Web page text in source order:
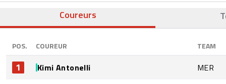
Coureurs
POS. COUREUR TEAM
1 Kimi Antonelli MER